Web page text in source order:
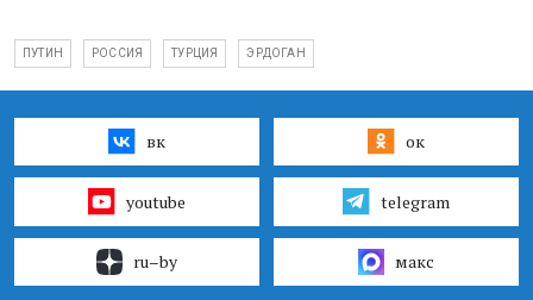
ПУТИН РОССИЯ ТУРЦИЯ ЭРДОГАН
вк ок
youtube telegram
ru–by макс